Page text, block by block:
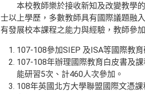
本校教師樂於接收新知及改變教學的
士以上學歷，多數教師具有國際議題融
有發展校本課程之能力與經驗，教師參
107-108參加SIEP 及ISA等國際教
107-108年辦理國際教育白皮書及
能研習5次、計460人次參加。
108年英國北方大學聯盟國際文憑